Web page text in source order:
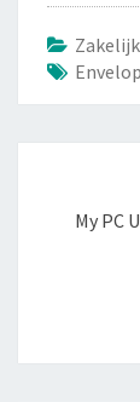
Zakelijk
Envelop
berichten
My PC